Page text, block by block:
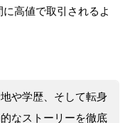
高値で取引されるよ
や学歴、そして転身
なストーリーを徹底